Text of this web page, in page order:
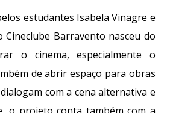
estudantes Isabela Vinagre e
Cineclube Barravento nasceu do
o cinema, especialmente o
de abrir espaço para obras
com a cena alternativa e